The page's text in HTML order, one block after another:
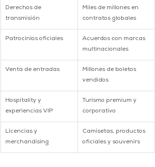
Derechos de
transmisión
Miles de millones en
contratos globales
Patrocinios oficiales
Acuerdos con marcas
multinacionales
Venta de entradas
Millones de boletos
vendidos
Hospitality y
experiencias VIP
Turismo premium y
corporativo
Licencias y
merchandising
Camisetas, productos
oficiales y souvenirs